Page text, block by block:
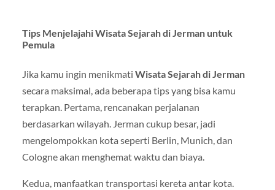
Tips Menjelajahi Wisata Sejarah di Jerman untuk
Pemula
Jika kamu ingin menikmati Wisata Sejarah di Jerman
secara maksimal, ada beberapa tips yang bisa kamu
terapkan. Pertama, rencanakan perjalanan
berdasarkan wilayah. Jerman cukup besar, jadi
mengelompokkan kota seperti Berlin, Munich, dan
Cologne akan menghemat waktu dan biaya.
Kedua, manfaatkan transportasi kereta antar kota.